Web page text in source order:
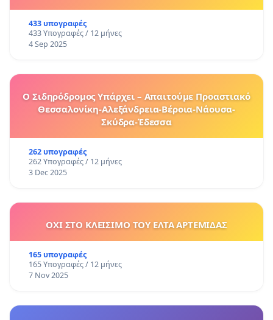
433 υπογραφές
433 Υπογραφές / 12 μήνες
4 Sep 2025
Ο Σιδηρόδρομος Υπάρχει – Απαιτούμε Προαστιακό
Θεσσαλονίκη-Αλεξάνδρεια-Βέροια-Νάουσα-
Σκύδρα-Έδεσσα
262 υπογραφές
262 Υπογραφές / 12 μήνες
3 Dec 2025
ΟΧΙ ΣΤΟ ΚΛΕΙΣΙΜΟ ΤΟΥ ΕΛΤΑ ΑΡΤΕΜΙΔΑΣ
165 υπογραφές
165 Υπογραφές / 12 μήνες
7 Nov 2025